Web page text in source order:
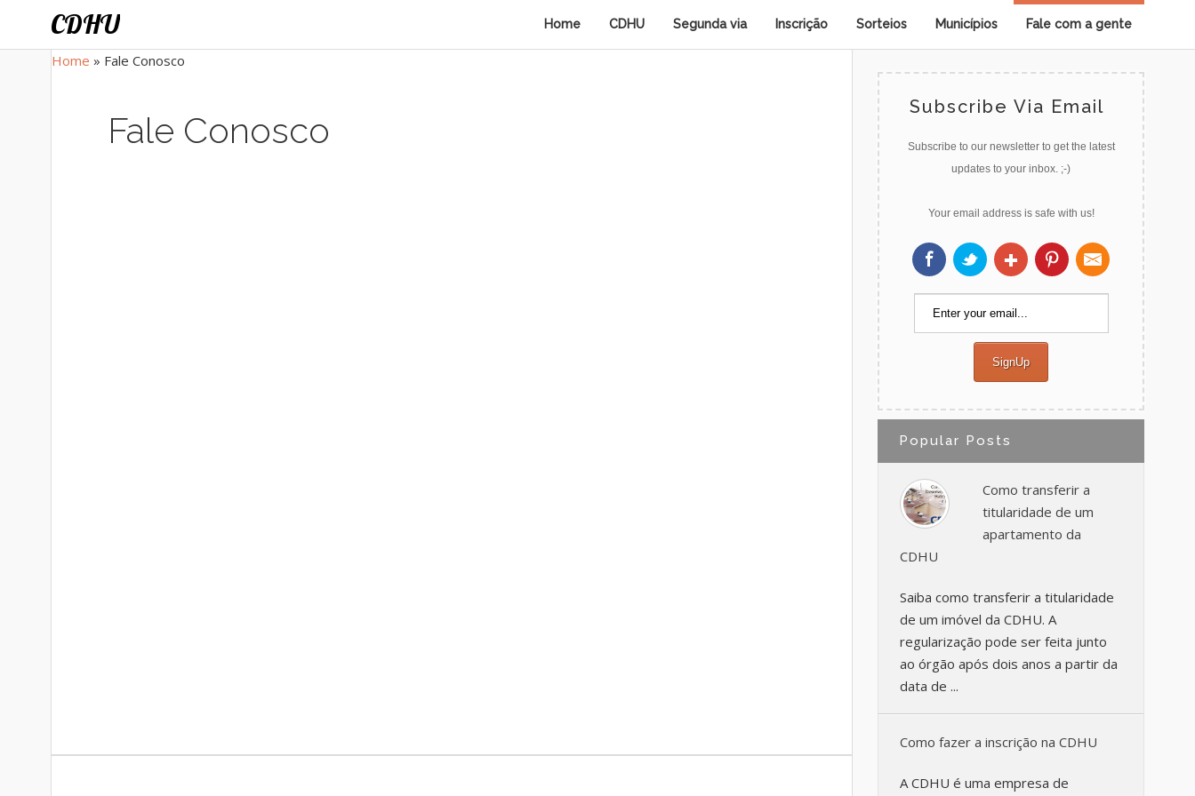
CDHU Home CDHU Segunda via Inscrição Sorteios Municípios Fale com a gente
Home » Fale Conosco
Fale Conosco
Subscribe Via Email
Subscribe to our newsletter to get the latest
updates to your inbox. ;-)
Your email address is safe with us!
Popular Posts
Como transferir a
titularidade de um
apartamento da
CDHU
Saiba como transferir a titularidade
de um imóvel da CDHU. A
regularização pode ser feita junto
ao órgão após dois anos a partir da
data de ...
Como fazer a inscrição na CDHU
A CDHU é uma empresa de